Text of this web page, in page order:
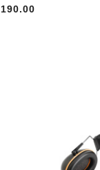
Cena:
190.00